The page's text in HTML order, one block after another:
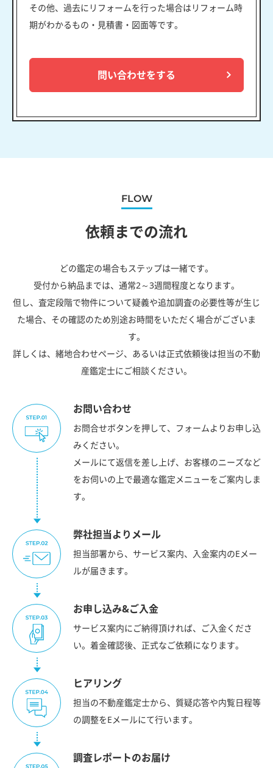
その他、過去にリフォームを行った場合はリフォーム時
期がわかるもの・見積書・図面等です。
問い合わせをする
FLOW
依頼までの流れ
どの鑑定の場合もステップは一緒です。
受付から納品までは、通常2～3週間程度となります。
但し、査定段階で物件について疑義や追加調査の必要性等が生じ
た場合、その確認のため別途お時間をいただく場合がございま
す。
詳しくは、緒地合わせページ、あるいは正式依頼後は担当の不動
産鑑定士にご相談ください。
お問い合わせ
お問合せボタンを押して、フォームよりお申し込
みください。
メールにて返信を差し上げ、お客様のニーズなど
をお伺いの上で最適な鑑定メニューをご案内しま
す。
弊社担当よりメール
担当部署から、サービス案内、入金案内のEメー
ルが届きます。
お申し込み&ご入金
サービス案内にご納得頂ければ、ご入金くださ
い。着金確認後、正式なご依頼になります。
ヒアリング
担当の不動産鑑定士から、質疑応答や内覧日程等
の調整をEメールにて行います。
調査レポートのお届け